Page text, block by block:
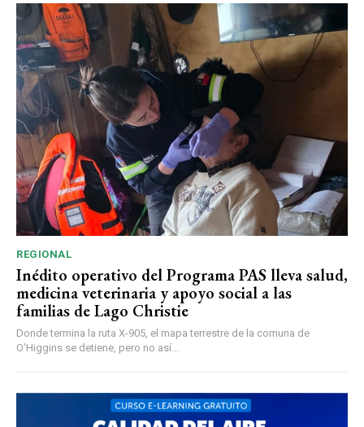
REGIONAL
Inédito operativo del Programa PAS lleva salud,
medicina veterinaria y apoyo social a las
familias de Lago Christie
Donde termina la ruta X-905, el mapa terrestre de la comuna de
O’Higgins se detiene, pero no así...